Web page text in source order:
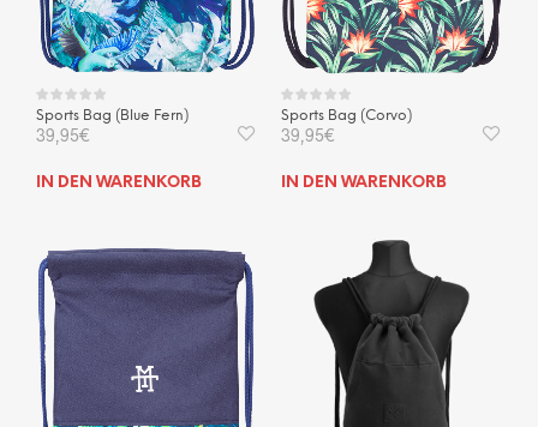
Sports Bag (Blue Fern)
39,95€
IN DEN WARENKORB
Sports Bag (Corvo)
39,95€
IN DEN WARENKORB